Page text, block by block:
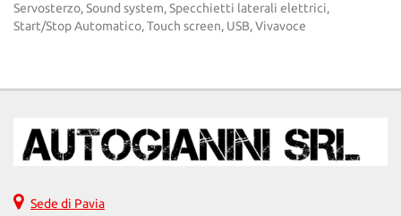
Servosterzo, Sound system, Specchietti laterali elettrici,
Start/Stop Automatico, Touch screen, USB, Vivavoce
Sede di Pavia